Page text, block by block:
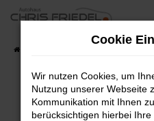
Zum
springen
Fehler:
Cookie
Wir nutzen Cookies, um
Nutzung unserer Webseite
Kommunikation mit Ihnen
berücksichtigen hierbei